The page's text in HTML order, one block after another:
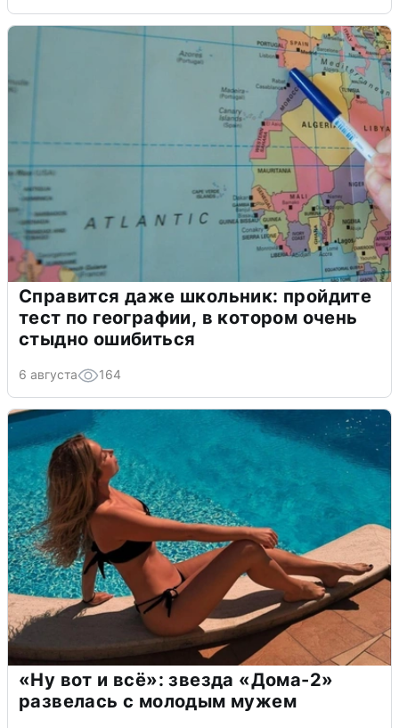
Справится даже школьник: пройдите
тест по географии, в котором очень
стыдно ошибиться
6 августа 164
«Ну вот и всё»: звезда «Дома-2»
развелась с молодым мужем